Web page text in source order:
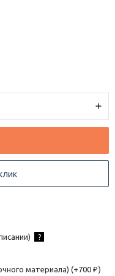
?
материала) (+700 ₽ )